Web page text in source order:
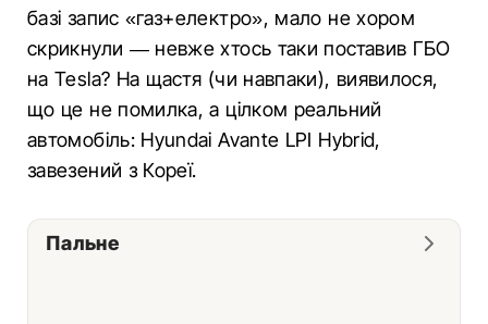
базі запис «газ+електро», мало не хором
скрикнули — невже хтось таки поставив ГБО
на Tesla? На щастя (чи навпаки), виявилося,
що це не помилка, а цілком реальний
автомобіль: Hyundai Avante LPI Hybrid,
завезений з Кореї.
Пальне